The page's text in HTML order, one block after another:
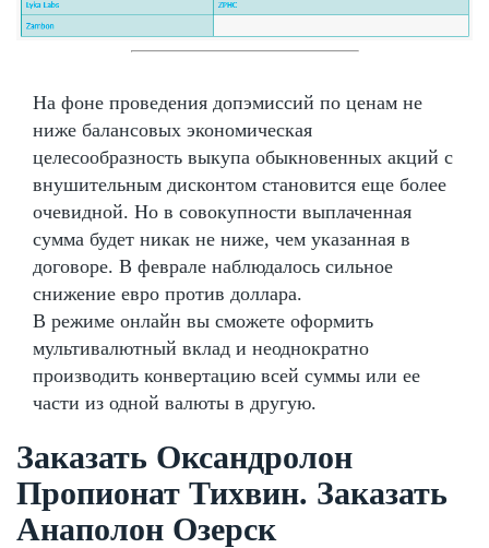
На фоне проведения допэмиссий по ценам не
ниже балансовых экономическая
целесообразность выкупа обыкновенных акций с
внушительным дисконтом становится еще более
очевидной. Но в совокупности выплаченная
сумма будет никак не ниже, чем указанная в
договоре. В феврале наблюдалось сильное
снижение евро против доллара.
В режиме онлайн вы сможете оформить
мультивалютный вклад и неоднократно
производить конвертацию всей суммы или ее
части из одной валюты в другую.
Заказать Оксандролон
Пропионат Тихвин. Заказать
Анаполон Озерск